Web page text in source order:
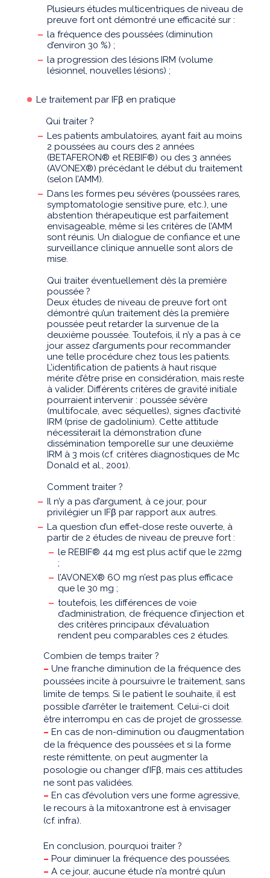
Plusieurs études multicentriques de niveau de
preuve fort ont démontré une efficacité sur :
la fréquence des poussées (diminution
d’environ 30 %) ;
la progression des lésions IRM (volume
lésionnel, nouvelles lésions) ;
Le traitement par IFβ en pratique
Qui traiter ?
Les patients ambulatoires, ayant fait au moins
2 poussées au cours des 2 années
(BETAFERON® et REBIF®) ou des 3 années
(AVONEX®) précédant le début du traitement
(selon l’AMM).
Dans les formes peu sévères (poussées rares,
symptomatologie sensitive pure, etc.), une
abstention thérapeutique est parfaitement
envisageable, même si les critères de l’AMM
sont réunis. Un dialogue de confiance et une
surveillance clinique annuelle sont alors de
mise.
Qui traiter éventuellement dès la première
poussée ?
Deux études de niveau de preuve fort ont
démontré qu’un traitement dès la première
poussée peut retarder la survenue de la
deuxième poussée. Toutefois, il n’y a pas à ce
jour assez d’arguments pour recommander
une telle procédure chez tous les patients.
L’identification de patients à haut risque
mérite d’être prise en considération, mais reste
à valider. Différents critères de gravité initiale
pourraient intervenir : poussée sévère
(multifocale, avec séquelles), signes d’activité
IRM (prise de gadolinium). Cette attitude
nécessiterait la démonstration d’une
dissémination temporelle sur une deuxième
IRM à 3 mois (cf. critères diagnostiques de Mc
Donald et al., 2001).
Comment traiter ?
Il n’y a pas d’argument, à ce jour, pour
privilégier un IFβ par rapport aux autres.
La question d’un effet-dose reste ouverte, à
partir de 2 études de niveau de preuve fort :
le REBIF® 44 mg est plus actif que le 22mg
;
l’AVONEX® 6O mg n’est pas plus efficace
que le 30 mg ;
toutefois, les différences de voie
d’administration, de fréquence d’injection et
des critères principaux d’évaluation
rendent peu comparables ces 2 études.
Combien de temps traiter ?
– Une franche diminution de la fréquence des
poussées incite à poursuivre le traitement, sans
limite de temps. Si le patient le souhaite, il est
possible d’arrêter le traitement. Celui-ci doit
être interrompu en cas de projet de grossesse.
– En cas de non-diminution ou d’augmentation
de la fréquence des poussées et si la forme
reste rémittente, on peut augmenter la
posologie ou changer d’IFβ, mais ces attitudes
ne sont pas validées.
– En cas d’évolution vers une forme agressive,
le recours à la mitoxantrone est à envisager
(cf. infra).
En conclusion, pourquoi traiter ?
– Pour diminuer la fréquence des poussées.
– A ce jour, aucune étude n’a montré qu’un